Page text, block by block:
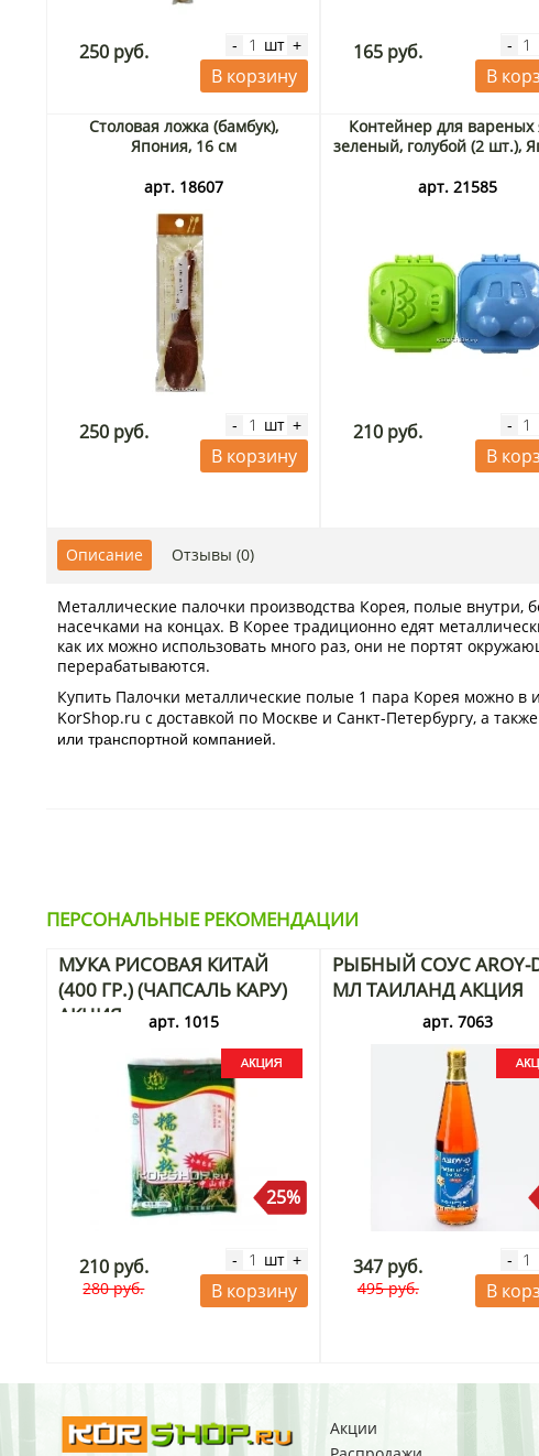
250 руб. - шт +
В корзину
165 руб. -
В
Столовая ложка (бамбук),
Япония, 16 см
арт. 18607
250 руб. - шт +
В корзину
Контейнер для вареных
зеленый, голубой (2 шт.),
арт. 21585
210 руб. -
В
Описание Отзывы (0)
Металлические палочки производства Корея, полые внутри,
насечками на концах. В Корее традиционно едят
как их можно использовать много раз, они не портят
перерабатываются.
Купить Палочки металлические полые 1 пара Корея можно в
KorShop.ru с доставкой по Москве и Санкт-Петербургу, а также
или транспортной компанией.
ПЕРСОНАЛЬНЫЕ РЕКОМЕНДАЦИИ
МУКА РИСОВАЯ КИТАЙ
(400 ГР.) (ЧАПСАЛЬ КАРУ)
АКЦИЯ
арт. 1015
25%
210 руб.
280 руб.
- шт +
В корзину
РЫБНЫЙ СОУС AROY-
МЛ ТАИЛАНД АКЦИЯ
арт. 7063
347 руб.
495 руб.
-
В
Акции